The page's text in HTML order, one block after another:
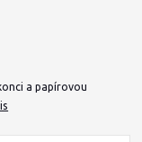
a papírovou